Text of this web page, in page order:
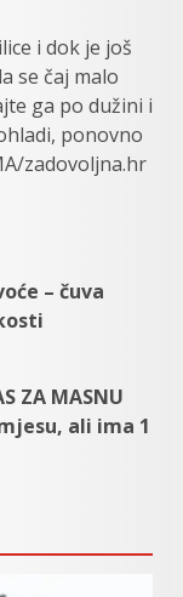
i dok je još
se čaj malo
ga po dužini i
ponovno
zadovoljna.hr
– čuva
ZA MASNU
ali ima 1